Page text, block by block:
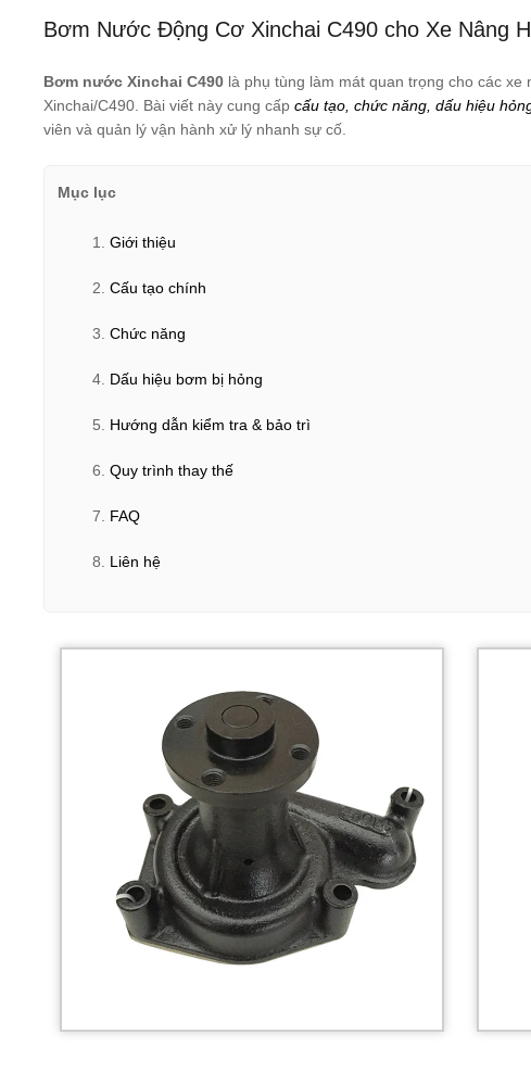
Bơm Nước Động Cơ Xinchai C490 cho Xe Nâng
Bơm nước Xinchai C490 là phụ tùng làm mát quan trọng cho các
Xinchai/C490. Bài viết này cung cấp cấu tạo, chức năng, dấu hiệu
viên và quản lý vận hành xử lý nhanh sự cố.
Mục lục
Giới thiệu
Cấu tạo chính
Chức năng
Dấu hiệu bơm bị hỏng
Hướng dẫn kiểm tra & bảo trì
Quy trình thay thế
FAQ
Liên hệ